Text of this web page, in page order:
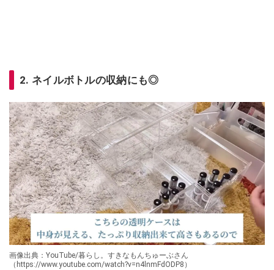
2. ネイルボトルの収納にも◎
画像出典：YouTube/暮らし。すきなもんちゅーぶさん
（https://www.youtube.com/watch?v=n4lnmFdODP8）